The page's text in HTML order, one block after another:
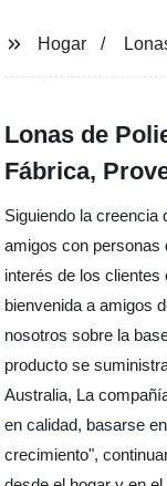
Hogar
Lonas de
Fábrica,
Siguiendo la creencia
amigos con personas
interés de los
bienvenida a amigos
nosotros sobre la
producto se
Australia, La
en calidad, basarse
crecimiento",